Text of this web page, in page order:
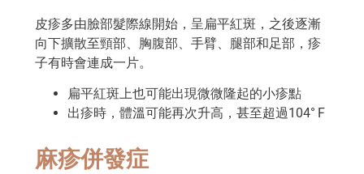
皮疹多由臉部髮際線開始，呈扁平紅斑，之後逐漸
向下擴散至頸部、胸腹部、手臂、腿部和足部，疹
子有時會連成一片。
扁平紅斑上也可能出現微微隆起的小疹點
出疹時，體溫可能再次升高，甚至超過104° F
麻疹併發症